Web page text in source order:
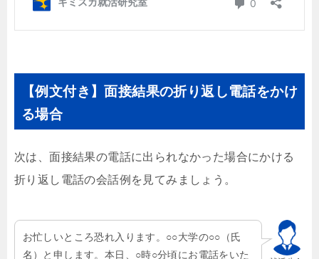
【例文付き】面接結果の折り返し電話をかけ
る場合
次は、面接結果の電話に出られなかった場合にかける
折り返し電話の会話例を見てみましょう。
お忙しいところ恐れ入ります。○○大学の○○（氏
名）と申します。本日、○時○分頃にお電話をいた